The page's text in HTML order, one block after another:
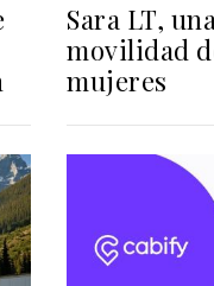
Sara LT,
movilidad
mujeres